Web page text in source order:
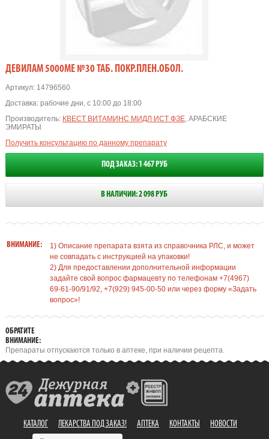
ДЕВИЛАМ 5000МЕ №30 ТАБ. ПОКР.ПЛЕН.ОБОЛ.
Артикул:14796560
Доставка: рабочие дни, с 10:00 до 18:00
Производитель: КВЕСТ ВИТАМИНС МИДЛ ИСТ ФЗЕ, АРАБСКИЕ
ЭМИРАТЫ
Получить консультацию по данному препарату
ПОД ЗАКАЗ: 1 467 РУБ
В НАЛИЧИИ: 2 098 РУБ
ВНИМАНИЕ:
1) Описание препарата взята из справочника РЛС, и может
не совпадать с инструкцией на упаковки!
2) Для предоставлении дополнительной информации
задайте свой вопрос фармацевту по телефонам +7(4967)
69-61-90/91/92, +7(929) 945-00-50 или через форму «Задать
вопрос»!
ОБРАТИТЕ
ВНИМАНИЕ:
Препараты отпускаются только в аптеке, при наличии рецепта.
КАТАЛОГ ЛЕКАРСТВА ПОД ЗАКАЗ! АПТЕКА КОНТАКТЫ НОВОСТИ